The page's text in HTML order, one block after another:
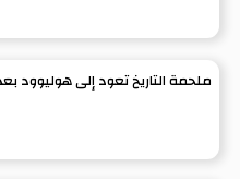
ملحمة التاريخ تعود إلى هوليوود